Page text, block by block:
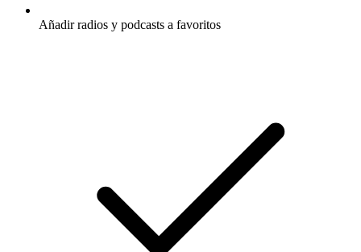
Añadir radios y podcasts a favoritos